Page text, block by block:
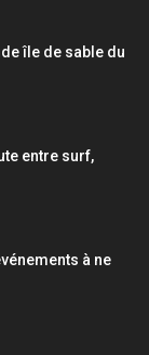
île de sable du
entre surf,
à ne